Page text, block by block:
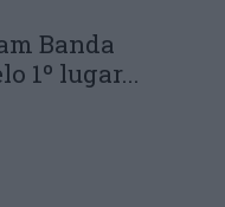
Banda
1º lugar...